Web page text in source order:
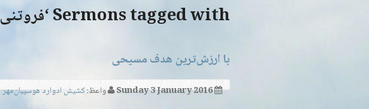
Sermons tagged with ‘فروتنی’
با ارزش‌ترین هدف مسیحی
Sunday 3 January 2016 واعظ:کشیش ادوارد هوسپیان‌مهر